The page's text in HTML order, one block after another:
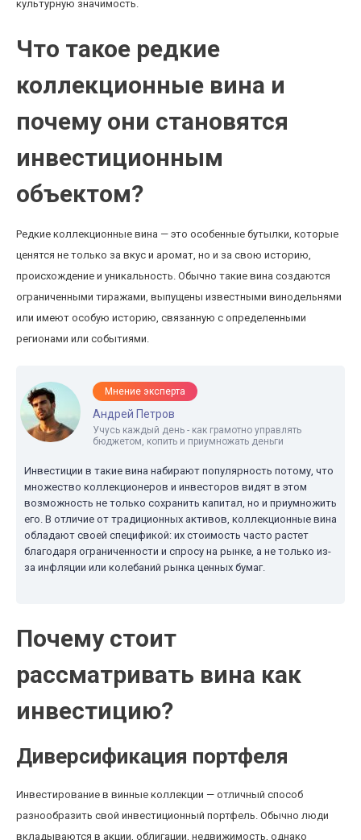
культурную значимость.
Что такое редкие
коллекционные вина и
почему они становятся
инвестиционным
объектом?
Редкие коллекционные вина — это особенные бутылки, которые
ценятся не только за вкус и аромат, но и за свою историю,
происхождение и уникальность. Обычно такие вина создаются
ограниченными тиражами, выпущены известными винодельнями
или имеют особую историю, связанную с определенными
регионами или событиями.
Мнение эксперта
Андрей Петров
Учусь каждый день - как грамотно управлять
бюджетом, копить и приумножать деньги
Инвестиции в такие вина набирают популярность потому, что
множество коллекционеров и инвесторов видят в этом
возможность не только сохранить капитал, но и приумножить
его. В отличие от традиционных активов, коллекционные вина
обладают своей спецификой: их стоимость часто растет
благодаря ограниченности и спросу на рынке, а не только из-
за инфляции или колебаний рынка ценных бумаг.
Почему стоит
рассматривать вина как
инвестицию?
Диверсификация портфеля
Инвестирование в винные коллекции — отличный способ
разнообразить свой инвестиционный портфель. Обычно люди
вкладываются в акции, облигации, недвижимость, однако